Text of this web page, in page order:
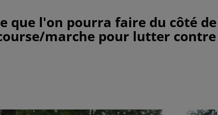
que l'on pourra faire du côté de
marche pour lutter contre